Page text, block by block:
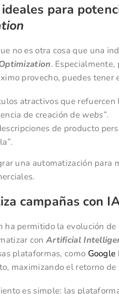
para
no es otra cosa que una
. Especialmente,
provecho, puedes tener
atractivos que
de creación de webs”.
de producto
una automatización para
campañas con
ha permitido la evolución
con Artificial
plataformas, como Google
maximizando el retorno de
es simple: las